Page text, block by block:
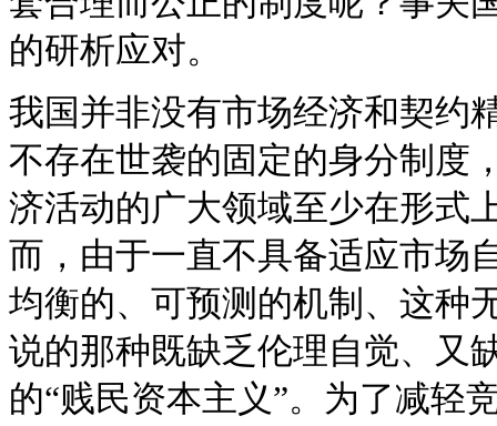
的研析应对。
我国并非没有市场经济和契约
不存在世袭的固定的身分制度
济活动的广大领域至少在形式
而，由于一直不具备适应市场
均衡的、可预测的机制、这种
说的那种既缺乏伦理自觉、又
的“贱民资本主义”。为了减轻